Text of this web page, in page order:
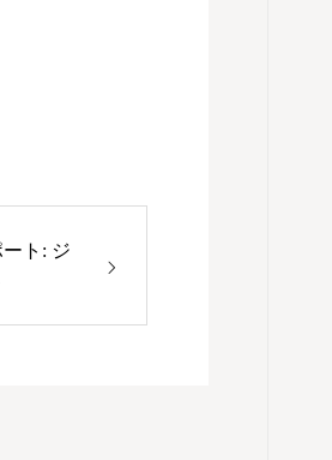
ト: ジ